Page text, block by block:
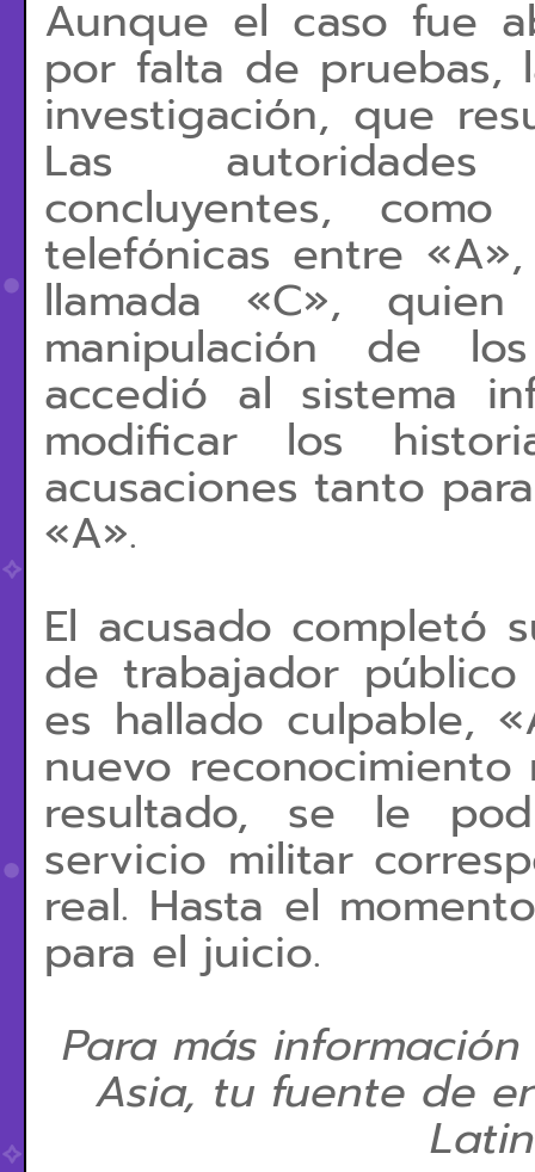
Aunque el caso fue
por falta de pruebas,
investigación, que
Las autoridades
concluyentes,
telefónicas entre
llamada «C»,
manipulación de
accedió al sistema
modificar los
acusaciones tanto
«A».
El acusado completó
de trabajador
es hallado culpable,
nuevo
resultado, se le
servicio militar
real. Hasta el
para el juicio.
Para más
Asia, tu fuente de